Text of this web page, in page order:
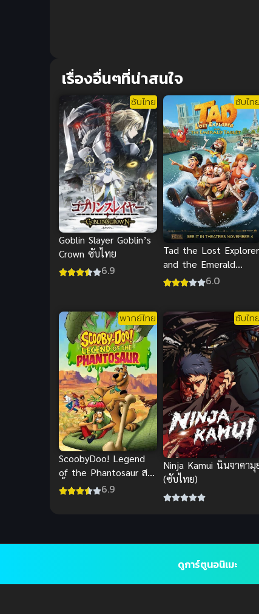
เรื่องอื่นๆที่น่าสนใจ
ซับไทย
Goblin Slayer Goblin’s
Crown ซับไทย
6.9
ซับไทย
Tad the Lost Explorer
and the Emerald
Tablet (2022) ซับไทย
6.0
พากย์ไทย
ScoobyDoo! Legend
of the Phantosaur สคู
บี้ดู! ไดโนเสาร์คืนชีพ
6.9
ซับไทย
Ninja Kamui นินจาคามุ
(ซับไทย)
ดูการ์ตูนอนิเมะ